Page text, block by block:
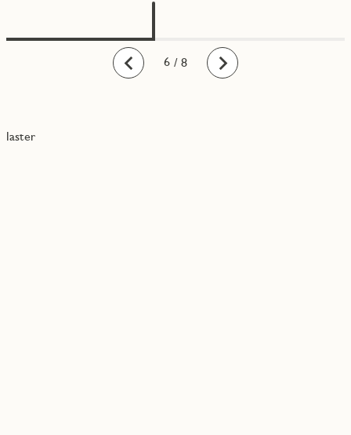
Bakover Fremover
1
2
3
4
5
6
7
8 / 8
laster